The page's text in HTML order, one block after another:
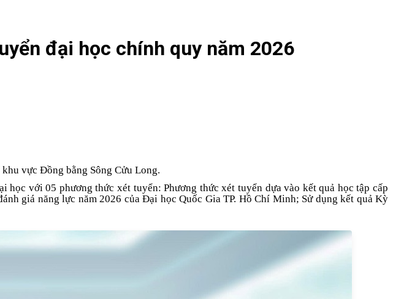
đại học chính quy năm 2026
vực Đồng bằng Sông Cửu Long.
học với 05 phương thức xét tuyển:Phương thức xét tuyển dựa vào kết quả học tập cấp
giá năng lực năm 2026 của Đại học Quốc Gia TP. Hồ Chí Minh; Sử dụng kết quả Kỳ